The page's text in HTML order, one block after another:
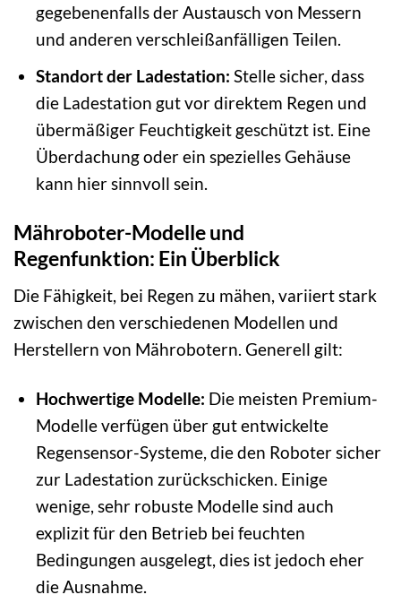
gegebenenfalls der Austausch von Messern
und anderen verschleißanfälligen Teilen.
Standort der Ladestation: Stelle sicher, dass
die Ladestation gut vor direktem Regen und
übermäßiger Feuchtigkeit geschützt ist. Eine
Überdachung oder ein spezielles Gehäuse
kann hier sinnvoll sein.
Mähroboter-Modelle und
Regenfunktion: Ein Überblick
Die Fähigkeit, bei Regen zu mähen, variiert stark
zwischen den verschiedenen Modellen und
Herstellern von Mährobotern. Generell gilt:
Hochwertige Modelle: Die meisten Premium-
Modelle verfügen über gut entwickelte
Regensensor-Systeme, die den Roboter sicher
zur Ladestation zurückschicken. Einige
wenige, sehr robuste Modelle sind auch
explizit für den Betrieb bei feuchten
Bedingungen ausgelegt, dies ist jedoch eher
die Ausnahme.